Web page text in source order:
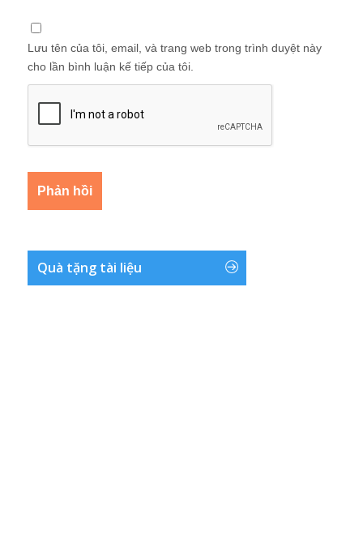
Lưu tên của tôi, email, và trang web trong trình duyệt này
cho lần bình luận kế tiếp của tôi.
Quà tặng tài liệu